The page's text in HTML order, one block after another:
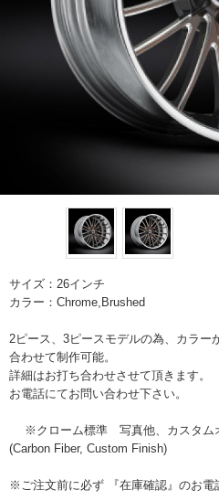
サイズ：26インチ
カラー：Chrome,Brushed
2ピース、3ピースモデルの為、カラー
合わせて制作可能。
詳細はお打ち合わせさせて頂きます。
お電話にてお問い合わせ下さい。
※クローム標準 写真他、カスタム
(Carbon Fiber, Custom Finish)
※ご注文前に必ず 『在庫確認』のお電